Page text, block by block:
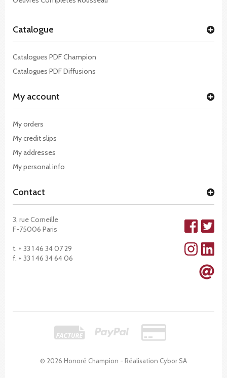
© 2026 Honoré Champion - Réalisation Cybor SA
Catalogue
Catalogues PDF Champion
Catalogues PDF Diffusions
My account
My orders
My credit slips
My addresses
My personal info
Contact
3, rue Corneille
F-75006 Paris
t. + 33 1 46 34 07 29
f. + 33 1 46 34 64 06